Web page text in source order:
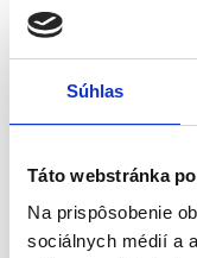
Súhlas
Táto webstránka
Na prispôsobenie
sociálnych médií a
generátor od
technológiou
generátor nedodáva
teda znižuje spotrebu
So zvyšujúcim sa
rýchlosť a otáčky, aby